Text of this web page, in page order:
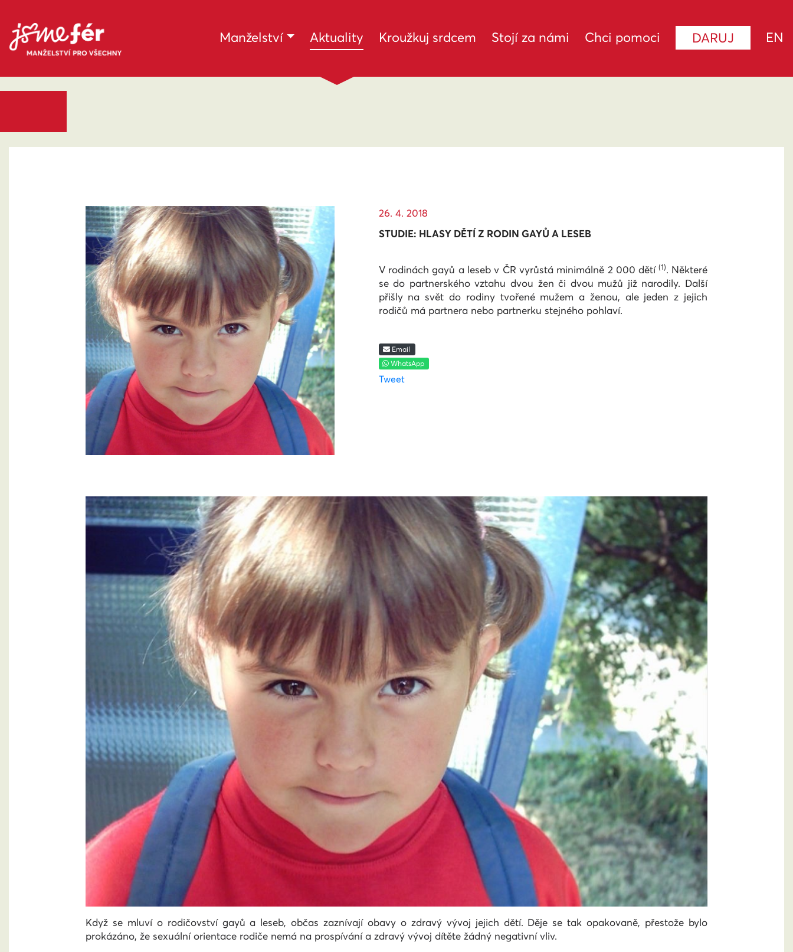
Manželství Aktuality (current)
Kroužkuj srdcem Stojí za námi Chci pomoci DARUJ EN
26. 4. 2018
STUDIE: HLASY DĚTÍ Z RODIN GAYŮ A LESEB
V rodinách gayů a leseb v ČR vyrůstá minimálně 2 000 dětí(1). Některé
se do partnerského vztahu dvou žen či dvou mužů již narodily. Další
přišly na svět do rodiny tvořené mužem a ženou, ale jeden z jejich
rodičů má partnera nebo partnerku stejného pohlaví.
Email
WhatsApp
Tweet
Když se mluví o rodičovství gayů a leseb, občas zaznívají obavy o zdravý vývoj jejich dětí. Děje se tak opakovaně, přestože bylo
prokázáno, že sexuální orientace rodiče nemá na prospívání a zdravý vývoj dítěte žádný negativní vliv.